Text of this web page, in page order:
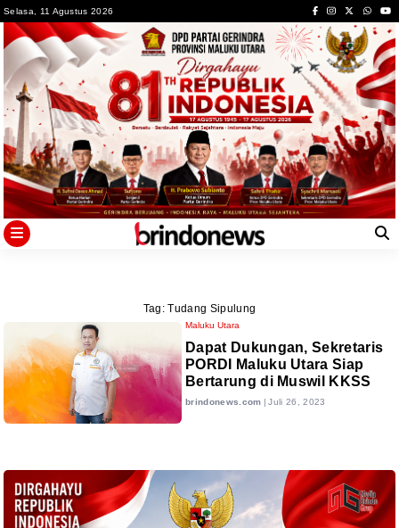
to
content
Selasa, 11 Agustus 2026
Tag:Tudang Sipulung
Maluku Utara
Dapat Dukungan, Sekretaris
PORDI Maluku Utara Siap
Bertarung di Muswil KKSS
brindonews.com | Juli 26, 2023